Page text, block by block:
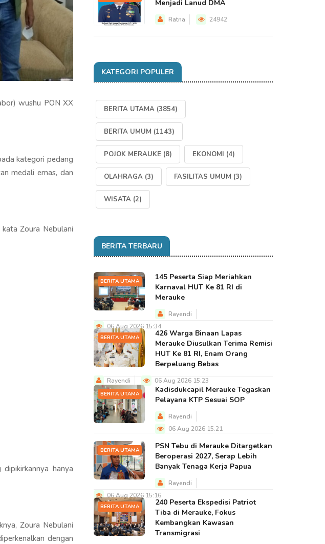
wushu PON XX
kategori pedang
medali emas, dan
kata Zoura Nebulani
hanya
Zoura Nebulani
dengan
Menjadi Lanud DMA
Ratna 24942
KATEGORI POPULER
BERITA UTAMA (3854)
BERITA UMUM (1143)
POJOK MERAUKE (8) EKONOMI (4)
OLAHRAGA (3) FASILITAS UMUM (3)
WISATA (2)
BERITA TERBARU
BERITA UTAMA
145 Peserta Siap Meriahkan
Karnaval HUT Ke 81 RI di
Merauke
Rayendi
06 Aug 2026 15:34
BERITA UTAMA
426 Warga Binaan Lapas
Merauke Diusulkan Terima Remisi
HUT Ke 81 RI, Enam Orang
Berpeluang Bebas
Rayendi 06 Aug 2026 15:23
BERITA UTAMA
Kadisdukcapil Merauke Tegaskan
Pelayana KTP Sesuai SOP
Rayendi
06 Aug 2026 15:21
BERITA UTAMA
PSN Tebu di Merauke Ditargetkan
Beroperasi 2027, Serap Lebih
Banyak Tenaga Kerja Papua
Rayendi
06 Aug 2026 15:16
BERITA UTAMA
240 Peserta Ekspedisi Patriot
Tiba di Merauke, Fokus
Kembangkan Kawasan
Transmigrasi